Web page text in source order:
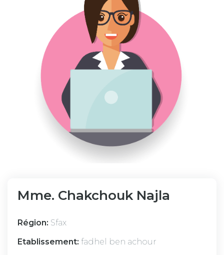
Mme. Chakchouk Najla
Région: Sfax
Etablissement: fadhel ben achour